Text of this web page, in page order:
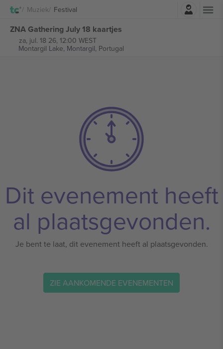
Muziek Festival
ZNA Gathering July 18 kaartjes
za, jul. 18 26, 12:00 WEST
Montargil Lake, Montargil, Portugal
Dit evenement heeft
al plaatsgevonden.
Je bent te laat, dit evenement heeft al plaatsgevonden.
ZIE AANKOMENDE EVENEMENTEN